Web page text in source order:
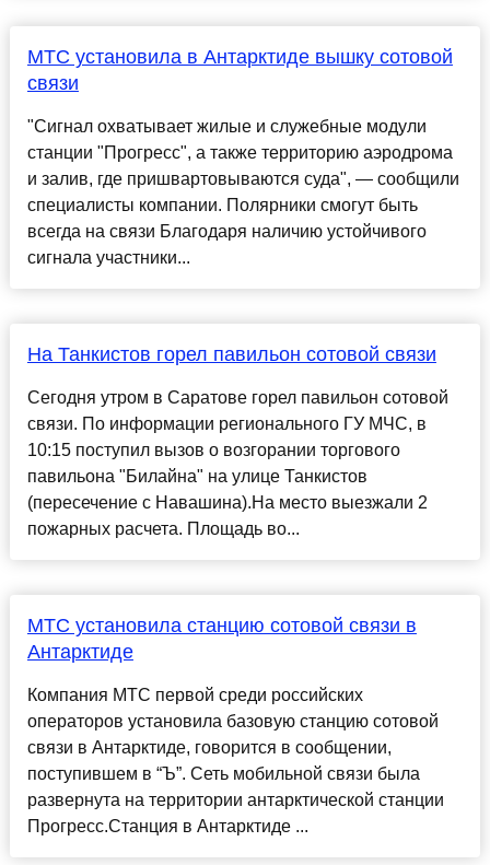
МТС установила в Антарктиде вышку сотовой
связи
"Сигнал охватывает жилые и служебные модули
станции "Прогресс", а также территорию аэродрома
и залив, где пришвартовываются суда", — сообщили
специалисты компании. Полярники смогут быть
всегда на связи Благодаря наличию устойчивого
сигнала участники...
На Танкистов горел павильон сотовой связи
Сегодня утром в Саратове горел павильон сотовой
связи. По информации регионального ГУ МЧС, в
10:15 поступил вызов о возгорании торгового
павильона "Билайна" на улице Танкистов
(пересечение с Навашина).На место выезжали 2
пожарных расчета. Площадь во...
МТС установила станцию сотовой связи в
Антарктиде
Компания МТС первой среди российских
операторов установила базовую станцию сотовой
связи в Антарктиде, говорится в сообщении,
поступившем в “Ъ”. Сеть мобильной связи была
развернута на территории антарктической станции
Прогресс.Станция в Антарктиде ...